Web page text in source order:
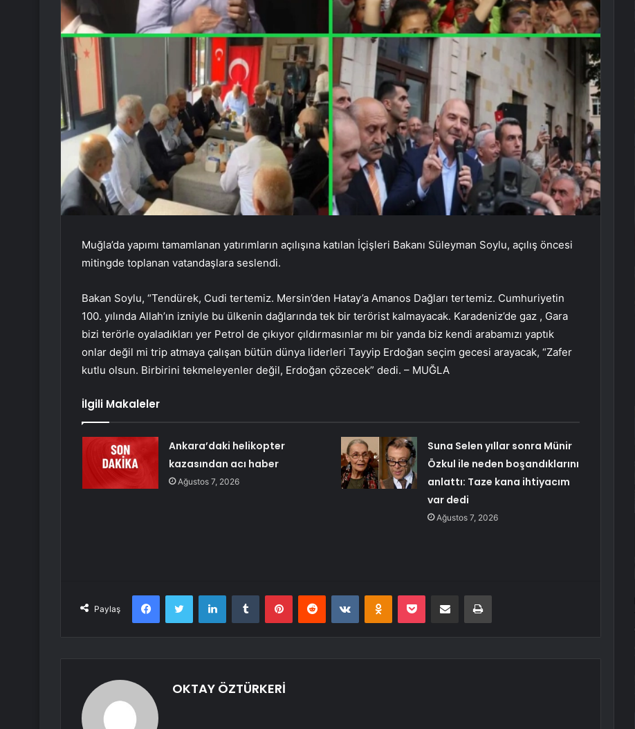
Muğla’da yapımı tamamlanan yatırımların açılışına katılan İçişleri Bakanı Süleyman Soylu, açılış öncesi
mitingde toplanan vatandaşlara seslendi.
Bakan Soylu, “Tendürek, Cudi tertemiz. Mersin’den Hatay’a Amanos Dağları tertemiz. Cumhuriyetin
100. yılında Allah’ın izniyle bu ülkenin dağlarında tek bir terörist kalmayacak. Karadeniz’de gaz , Gara
bizi terörle oyaladıkları yer Petrol de çıkıyor çıldırmasınlar mı bir yanda biz kendi arabamızı yaptık
onlar değil mi trip atmaya çalışan bütün dünya liderleri Tayyip Erdoğan seçim gecesi arayacak, “Zafer
kutlu olsun. Birbirini tekmeleyenler değil, Erdoğan çözecek” dedi. – MUĞLA
İlgili Makaleler
Ankara’daki helikopter
kazasından acı haber
Ağustos 7, 2026
Suna Selen yıllar sonra Münir
Özkul ile neden boşandıklarını
anlattı: Taze kana ihtiyacım
var dedi
Ağustos 7, 2026
Paylaş
FacebookTwitter LinkedInTumblr PinterestReddit VKontakteOdnoklassniki
Pocket E-Posta ile paylaş Yazdır
OKTAY ÖZTÜRKERİ